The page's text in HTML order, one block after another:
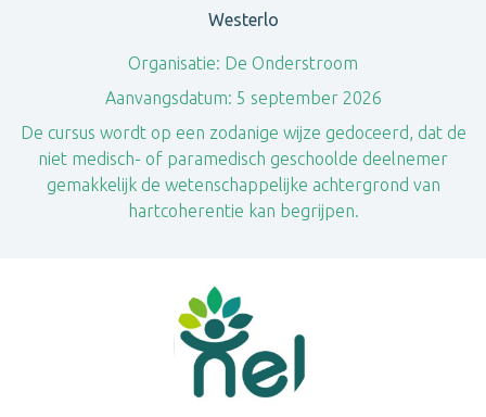
Westerlo
Organisatie: De Onderstroom
Aanvangsdatum: 5 september 2026
De cursus wordt op een zodanige wijze gedoceerd, dat de
niet medisch- of paramedisch geschoolde deelnemer
gemakkelijk de wetenschappelijke achtergrond van
hartcoherentie kan begrijpen.